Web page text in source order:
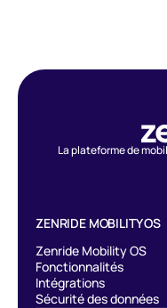
La plateforme de
ZENRIDE MOBILITY OS
Zenride Mobility OS
Fonctionnalités
Intégrations
Sécurité des données